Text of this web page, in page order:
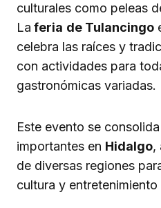
culturales como peleas
La feria de Tulancingo
celebra las raíces y
con actividades para
gastronómicas variadas.
Este evento se
importantes en Hidalgo,
de diversas regiones
cultura y entretenimiento